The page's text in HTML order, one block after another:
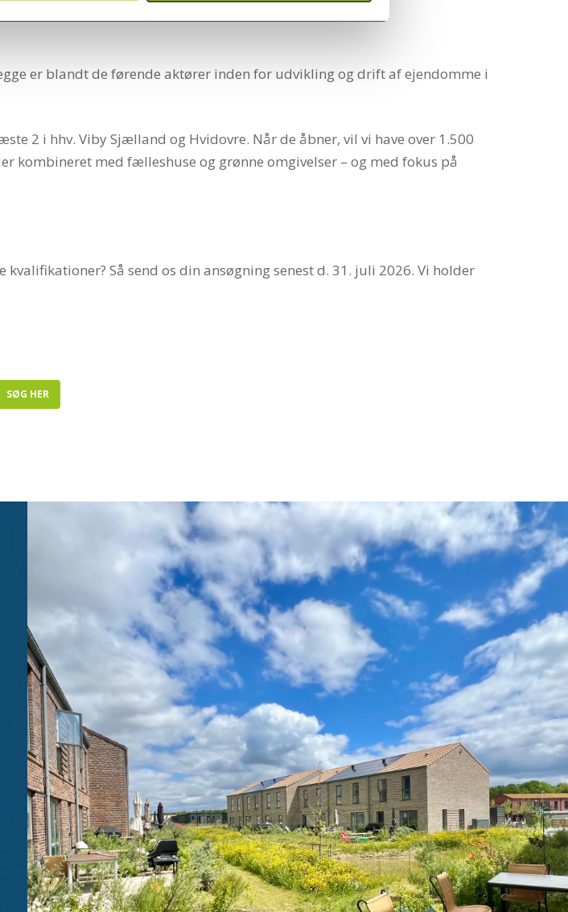
er blandt de førende aktører inden for udvikling og drift af ejendomme i
2 i hhv. Viby Sjælland og Hvidovre. Når de åbner, vil vi have over 1.500
kombineret med fælleshuse og grønne omgivelser – og med fokus på
Så send os din ansøgning senest d. 31. juli 2026. Vi holder
SØG HER